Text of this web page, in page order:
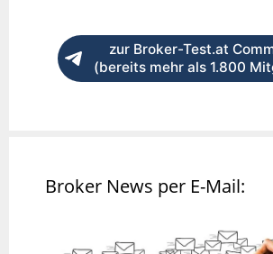
zur Broker-Test.at
(bereits mehr als 1.800
Broker News per E-Mail: